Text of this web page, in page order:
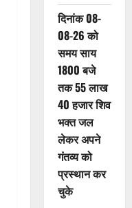
दिनांक 08-
08-26 को
समय साय
1800 बजे
तक 55 लाख
40 हजार शिव
भक्त जल
लेकर अपने
गंतव्य को
प्रस्थान कर
चुके